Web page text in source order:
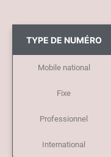
TYPE DE NUMÉRO
Mobile national
Fixe
Professionnel
International